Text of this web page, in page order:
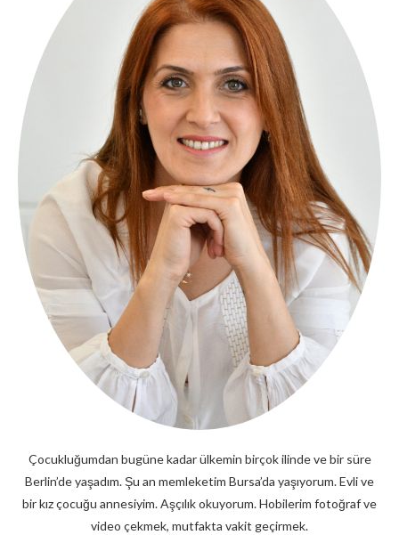
Çocukluğumdan bugüne kadar ülkemin birçok ilinde ve bir süre
Berlin’de yaşadım. Şu an memleketim Bursa’da yaşıyorum. Evli ve
bir kız çocuğu annesiyim. Aşçılık okuyorum. Hobilerim fotoğraf ve
video çekmek, mutfakta vakit geçirmek.